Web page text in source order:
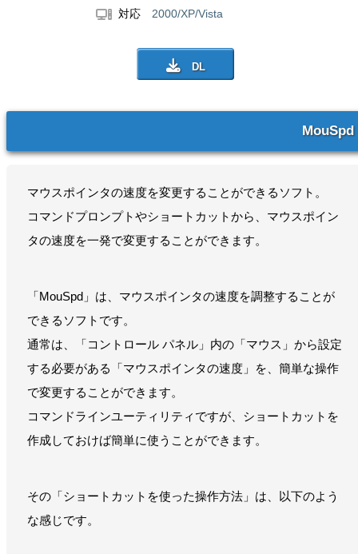
対応 2000/XP/Vista
MouSpd
マウスポインタの速度を変更することができるソフト。
コマンドプロンプトやショートカットから、マウスポイン
タの速度を一発で変更することができます。
「MouSpd」は、マウスポインタの速度を調整することが
できるソフトです。
通常は、「コントロール パネル」内の「マウス」から設定
する必要がある「マウスポインタの速度」を、簡単な操作
で変更することができます。
コマンドラインユーティリティですが、ショートカットを
作成しておけば簡単に使うことができます。
その「ショートカットを使った操作方法」は、以下のよう
な感じです。